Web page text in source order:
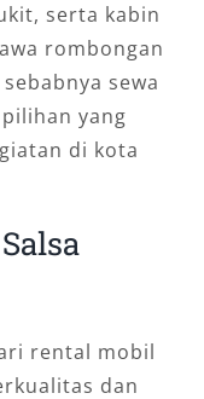
serta kabin
rombongan
sewa
yang
di kota
rental mobil
dan